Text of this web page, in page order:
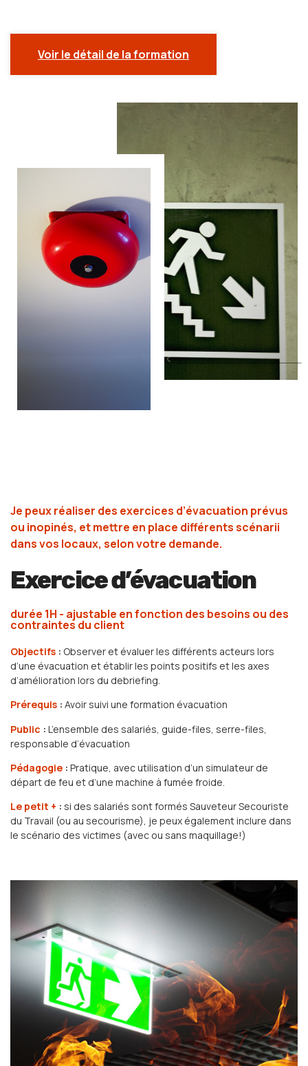
Voir le détail de la formation
Je peux réaliser des exercices d’évacuation prévus
ou inopinés, et mettre en place différents scénarii
dans vos locaux, selon votre demande.
Exercice d’évacuation
durée 1H - ajustable en fonction des besoins ou des
contraintes du client
Objectifs : Observer et évaluer les différents acteurs lors
d’une évacuation et établir les points positifs et les axes
d’amélioration lors du debriefing.
Prérequis : Avoir suivi une formation évacuation
Public : L’ensemble des salariés, guide-files, serre-files,
responsable d’évacuation
Pédagogie : Pratique, avec utilisation d’un simulateur de
départ de feu et d’une machine à fumée froide.
Le petit + : si des salariés sont formés Sauveteur Secouriste
du Travail (ou au secourisme), je peux également inclure dans
le scénario des victimes (avec ou sans maquillage!)